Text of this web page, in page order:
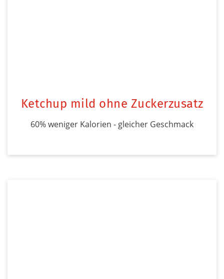
Ketchup mild ohne Zuckerzusatz
60% weniger Kalorien - gleicher Geschmack